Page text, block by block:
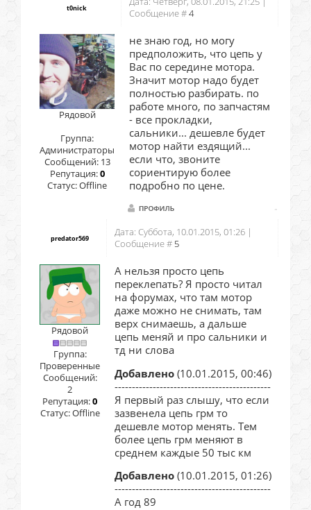
t0nick
Сообщение #4
Рядовой
Группа:
Администраторы
Сообщений: 13
Репутация:0
Статус:Offline
не знаю год, но могу
предположить, что цепь у
Вас по середине мотора.
Значит мотор надо будет
полностью разбирать. по
работе много, по запчастям
- все прокладки,
сальники... дешевле будет
мотор найти ездящий...
если что, звоните
сориентирую более
подробно по цене.
predator569
Дата: Суббота, 10.01.2015, 01:26 |
Сообщение # 5
Рядовой
Группа:
Проверенные
Сообщений:
2
Репутация:0
Статус:Offline
А нельзя просто цепь
переклепать? Я просто читал
на форумах, что там мотор
даже можно не снимать, там
верх снимаешь, а дальше
цепь меняй и про сальники и
тд ни слова
Добавлено (10.01.2015, 00:46)
---------------------------------------------
Я первый раз слышу, что если
зазвенела цепь грм то
дешевле мотор менять. Тем
более цепь грм меняют в
среднем каждые 50 тыс км
Добавлено (10.01.2015, 01:26)
---------------------------------------------
А год 89